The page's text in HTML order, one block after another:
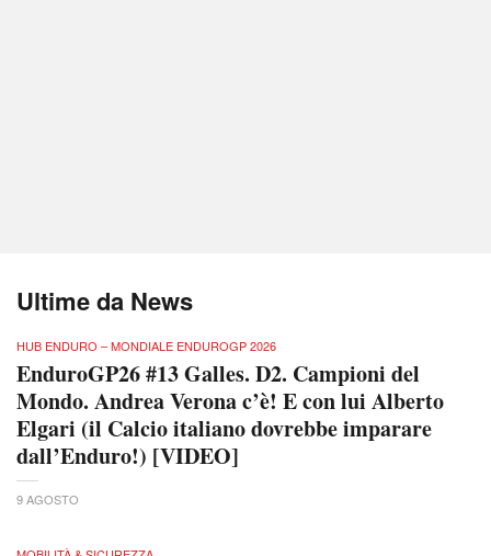
Ultime da News
HUB ENDURO – MONDIALE ENDUROGP 2026
EnduroGP26 #13 Galles. D2. Campioni del
Mondo. Andrea Verona c’è! E con lui Alberto
Elgari (il Calcio italiano dovrebbe imparare
dall’Enduro!) [VIDEO]
9 AGOSTO